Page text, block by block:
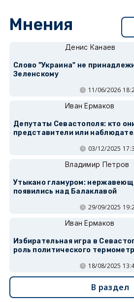
Мнения
Денис Канаев
Слово "Украина" не
Зеленскому
11/06/2026
Иван Ермаков
Депутаты Севастополя: кто
представители или
03/12/2025
Владимир Петров
Утыкано гламуром:
появились над Балаклавой
29/09/2025
Иван Ермаков
Избирательная игра в
роль политического
18/08/2025
В раздел